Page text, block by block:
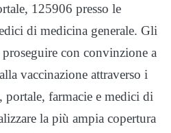
125906 presso le
di medicina generale. Gli
con convinzione a
vaccinazione attraverso i
portale, farmacie e medici di
la più ampia copertura